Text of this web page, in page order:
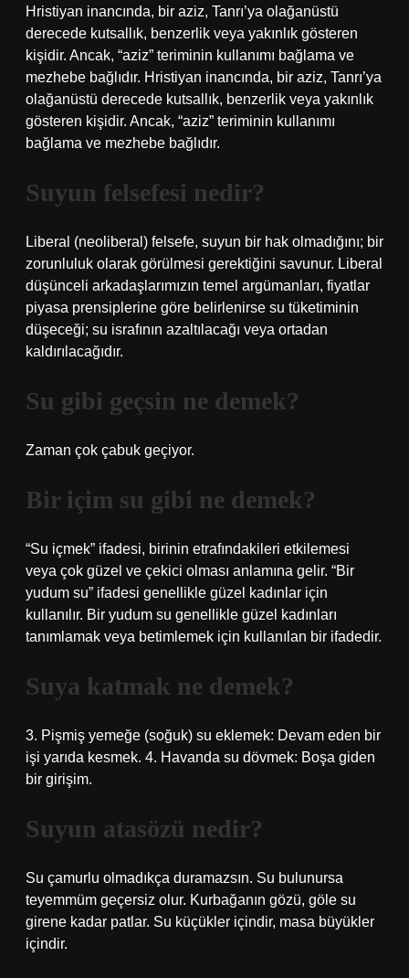
Hristiyan inancında, bir aziz, Tanrı’ya olağanüstü
derecede kutsallık, benzerlik veya yakınlık gösteren
kişidir. Ancak, “aziz” teriminin kullanımı bağlama ve
mezhebe bağlıdır. Hristiyan inancında, bir aziz, Tanrı’ya
olağanüstü derecede kutsallık, benzerlik veya yakınlık
gösteren kişidir. Ancak, “aziz” teriminin kullanımı
bağlama ve mezhebe bağlıdır.
Suyun felsefesi nedir?
Liberal (neoliberal) felsefe, suyun bir hak olmadığını; bir
zorunluluk olarak görülmesi gerektiğini savunur. Liberal
düşünceli arkadaşlarımızın temel argümanları, fiyatlar
piyasa prensiplerine göre belirlenirse su tüketiminin
düşeceği; su israfının azaltılacağı veya ortadan
kaldırılacağıdır.
Su gibi geçsin ne demek?
Zaman çok çabuk geçiyor.
Bir içim su gibi ne demek?
“Su içmek” ifadesi, birinin etrafındakileri etkilemesi
veya çok güzel ve çekici olması anlamına gelir. “Bir
yudum su” ifadesi genellikle güzel kadınlar için
kullanılır. Bir yudum su genellikle güzel kadınları
tanımlamak veya betimlemek için kullanılan bir ifadedir.
Suya katmak ne demek?
3. Pişmiş yemeğe (soğuk) su eklemek: Devam eden bir
işi yarıda kesmek. 4. Havanda su dövmek: Boşa giden
bir girişim.
Suyun atasözü nedir?
Su çamurlu olmadıkça duramazsın. Su bulunursa
teyemmüm geçersiz olur. Kurbağanın gözü, göle su
girene kadar patlar. Su küçükler içindir, masa büyükler
içindir.